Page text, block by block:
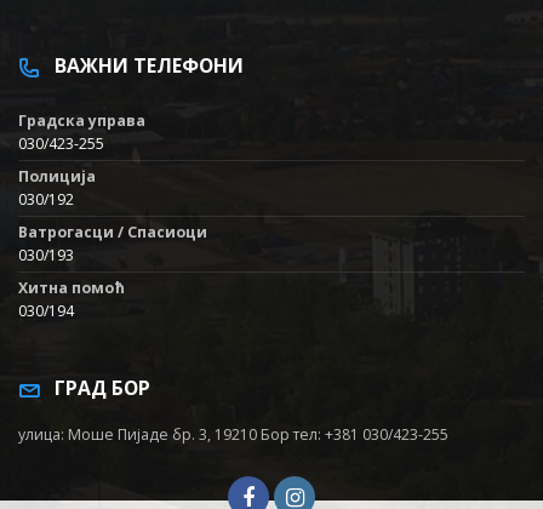
ВАЖНИ ТЕЛЕФОНИ
Градска управа
030/423-255
Полиција
030/192
Ватрогасци / Спасиоци
030/193
Хитна помоћ
030/194
ГРАД БОР
улица: Моше Пијаде бр. 3, 19210 Бор тел: +381 030/423-255